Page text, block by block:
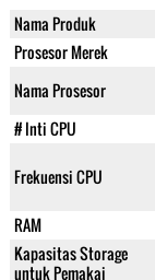
Nama Produk
Prosesor Merek
Nama Prosesor
# Inti CPU
Frekuensi CPU
RAM
Kapasitas Storage
untuk Pemakai